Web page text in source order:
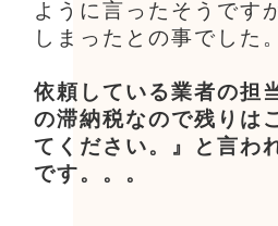
ように言ったそうです
しまったとの事でした。
依頼している業者の担
の滞納税なので残りは
てください。』と言わ
です。。。